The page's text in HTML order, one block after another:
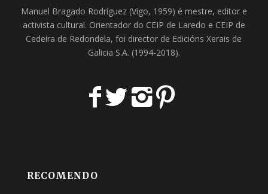
Manuel Bragado Rodríguez (Vigo, 1959) é mestre, editor e
activista cultural. Orientador do CEIP de Laredo e CEIP de
Cedeira de Redondela, foi director de Edicións Xerais de
Galicia S.A. (1994-2018).
RECOMENDO